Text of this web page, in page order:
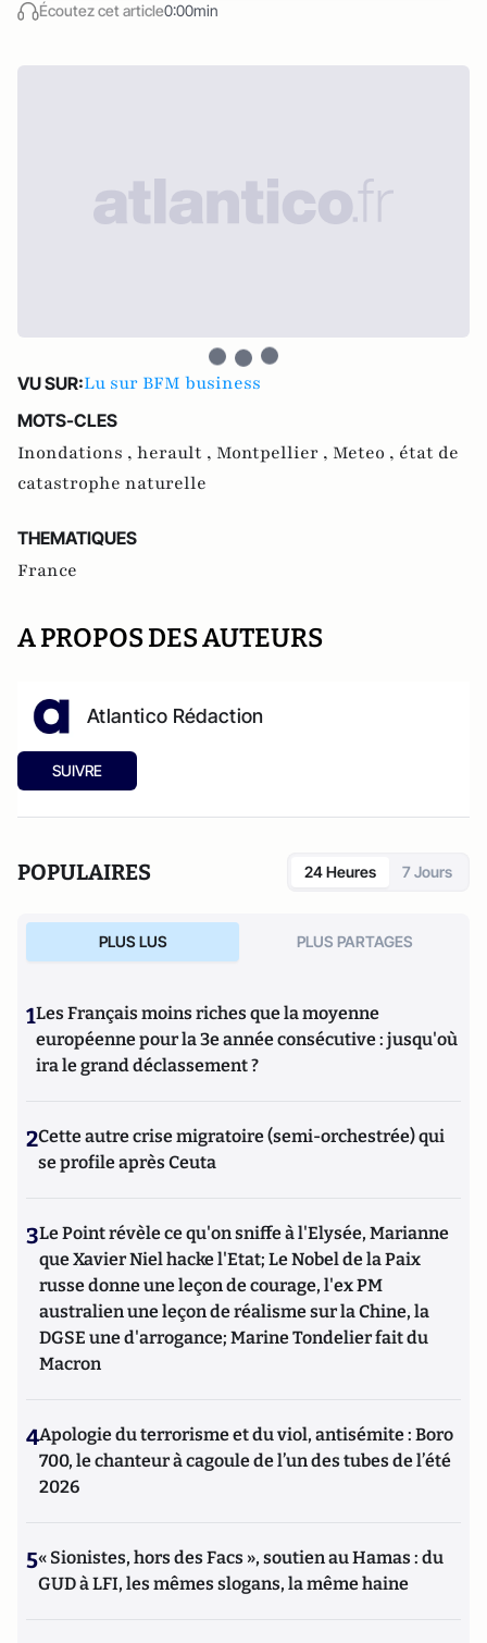
Écoutez cet article0:00min
VU SUR:Lu sur BFM business
MOTS-CLES
Inondations , herault , Montpellier , Meteo , état de
catastrophe naturelle
THEMATIQUES
France
A PROPOS DES AUTEURS
Atlantico Rédaction
SUIVRE
POPULAIRES 24 Heures 7 Jours
PLUS LUS PLUS PARTAGES
1Les Français moins riches que la moyenne
européenne pour la 3e année consécutive : jusqu'où
ira le grand déclassement ?
2Cette autre crise migratoire (semi-orchestrée) qui
se profile après Ceuta
3Le Point révèle ce qu'on sniffe à l'Elysée, Marianne
que Xavier Niel hacke l'Etat; Le Nobel de la Paix
russe donne une leçon de courage, l'ex PM
australien une leçon de réalisme sur la Chine, la
DGSE une d'arrogance; Marine Tondelier fait du
Macron
4Apologie du terrorisme et du viol, antisémite : Boro
700, le chanteur à cagoule de l’un des tubes de l’été
2026
5« Sionistes, hors des Facs », soutien au Hamas : du
GUD à LFI, les mêmes slogans, la même haine